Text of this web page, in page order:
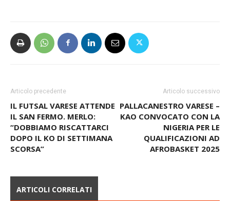
Articolo precedente
IL FUTSAL VARESE ATTENDE
IL SAN FERMO. MERLO:
“DOBBIAMO RISCATTARCI
DOPO IL KO DI SETTIMANA
SCORSA”
Articolo successivo
PALLACANESTRO VARESE –
KAO CONVOCATO CON LA
NIGERIA PER LE
QUALIFICAZIONI AD
AFROBASKET 2025
ARTICOLI CORRELATI